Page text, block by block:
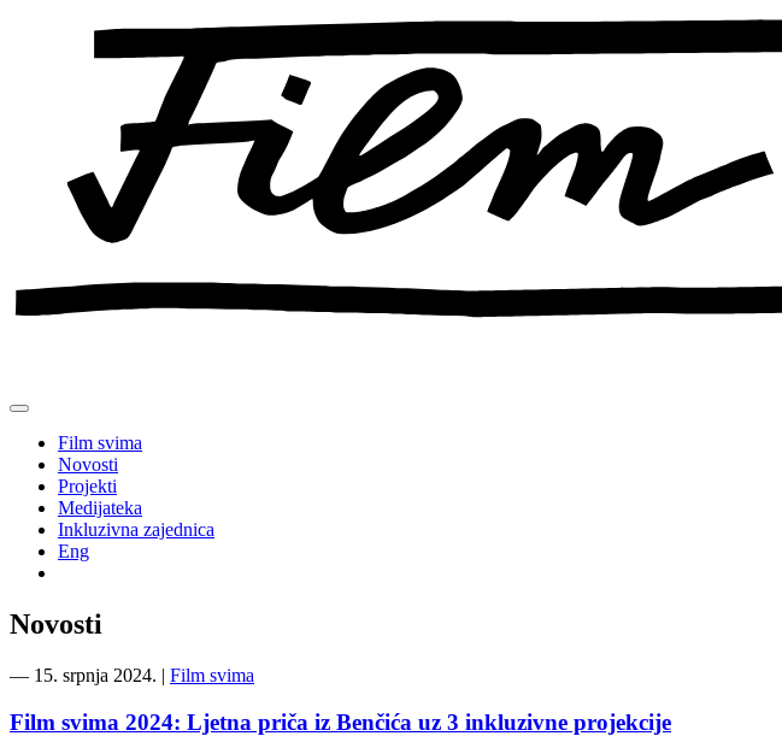
Film svima
Novosti
Projekti
Medijateka
Inkluzivna zajednica
Eng
Novosti
― 15. srpnja 2024. | Film svima
Film svima 2024: Ljetna priča iz Benčića uz 3 inkluzivne projekcije